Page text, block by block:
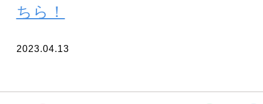
ちら！
2023.04.13